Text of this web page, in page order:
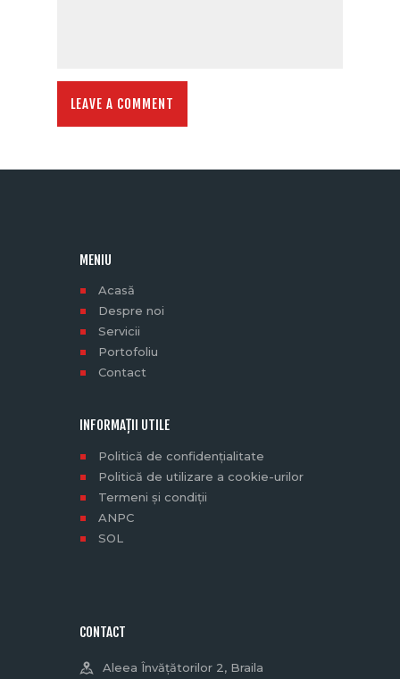
MENIU
Acasă
Despre noi
Servicii
Portofoliu
Contact
INFORMAȚII UTILE
Politică de confidențialitate
Politică de utilizare a cookie-urilor
Termeni și condiții
ANPC
SOL
CONTACT
Aleea Învățătorilor 2, Braila